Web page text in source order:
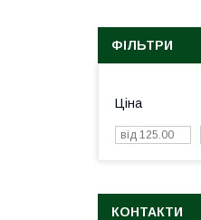
ФІЛЬТРИ
Ціна
КОНТАКТИ